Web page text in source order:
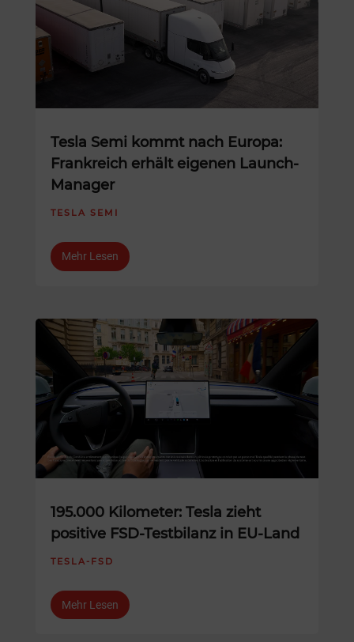
Tesla Semi kommt nach Europa:
Frankreich erhält eigenen Launch-
Manager
TESLA SEMI
Mehr Lesen
195.000 Kilometer: Tesla zieht
positive FSD-Testbilanz in EU-Land
TESLA-FSD
Mehr Lesen